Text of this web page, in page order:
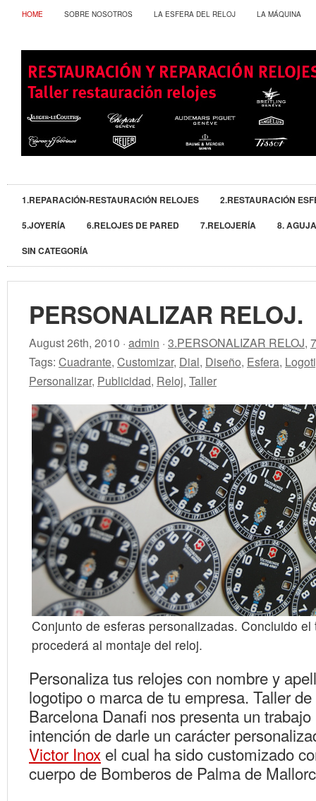
HOME SOBRE NOSOTROS LA ESFERA DEL RELOJ LA MÁQUINA
1.REPARACIÓN-RESTAURACIÓN RELOJES
2.RESTAURACIÓN
5.JOYERÍA
6.RELOJES DE PARED 7.RELOJERÍA
8.
SIN CATEGORÍA
PERSONALIZAR RELOJ.
August 26th, 2010 · admin · 3.PERSONALIZAR RELOJ,
Tags: Cuadrante, Customizar, Dial, Diseño, Esfera,
Personalizar, Publicidad, Reloj, Taller
Conjunto de esferas personalizadas. Concluido el
procederá al montaje del reloj.
Personaliza tus relojes con nombre y
logotipo o marca de tu empresa. Taller
Barcelona Danafi nos presenta un
intención de darle un carácter
Victor Inox el cual ha sido customizado
cuerpo de Bomberos de Palma de